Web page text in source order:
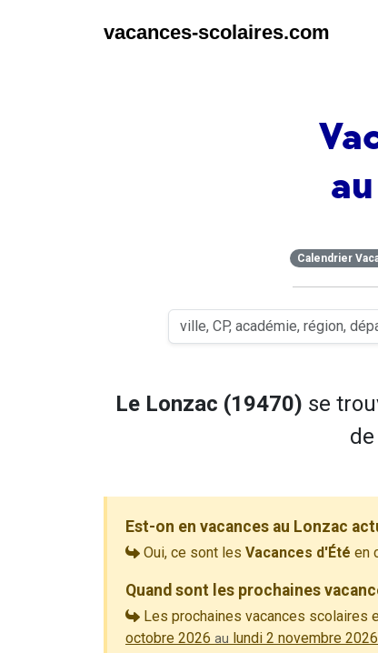
vacances-scolaires.com
au
Calendrier
Le Lonzac (19470) se
Est-on en vacances au Lonzac
Oui, ce sont les Vacances d'Été en
Quand sont les prochaines
Les prochaines vacances scolaires
octobre 2026 au lundi 2 novembre 2026